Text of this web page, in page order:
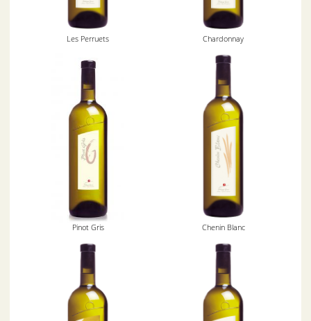
Les Perruets Chardonnay
Pinot Gris Chenin Blanc